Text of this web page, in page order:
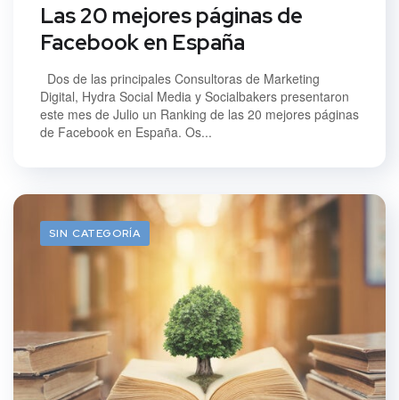
Las 20 mejores páginas de
Facebook en España
Dos de las principales Consultoras de Marketing
Digital, Hydra Social Media y Socialbakers presentaron
este mes de Julio un Ranking de las 20 mejores páginas
de Facebook en España. Os...
SIN CATEGORÍA